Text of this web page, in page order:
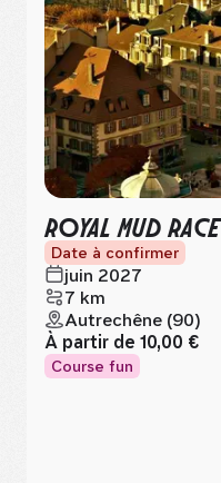
ROYAL MUD RACE
Date à confirmer
juin 2027
7 km
Autrechêne (90)
À partir de 10,00 €
Course fun